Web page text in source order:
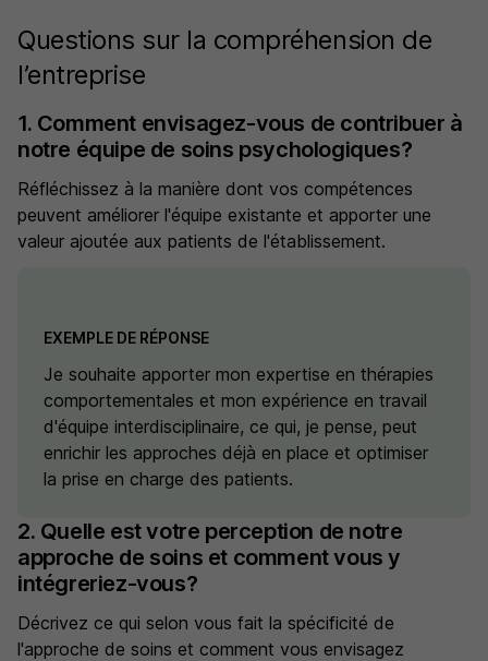
Questions sur la compréhension de
l’entreprise
1. Comment envisagez-vous de contribuer à
notre équipe de soins psychologiques?
Réfléchissez à la manière dont vos compétences
peuvent améliorer l'équipe existante et apporter une
valeur ajoutée aux patients de l'établissement.
EXEMPLE DE RÉPONSE
Je souhaite apporter mon expertise en thérapies
comportementales et mon expérience en travail
d'équipe interdisciplinaire, ce qui, je pense, peut
enrichir les approches déjà en place et optimiser
la prise en charge des patients.
2. Quelle est votre perception de notre
approche de soins et comment vous y
intégreriez-vous?
Décrivez ce qui selon vous fait la spécificité de
l'approche de soins et comment vous envisagez